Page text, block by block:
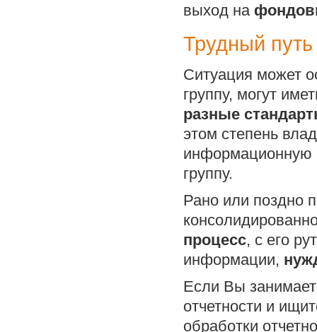
выход на
Трудный
Ситуация может
группу, могут
разные
этом степень
информационную
группу.
Рано или поздно
процесс, с его
информации,
Если Вы
отчетности и
обработки